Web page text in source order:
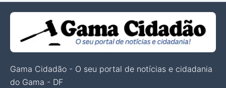
Gama Cidadão - O seu portal de notícias e cidadania
do Gama - DF